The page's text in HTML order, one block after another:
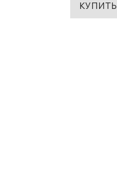
КУПИТЬ